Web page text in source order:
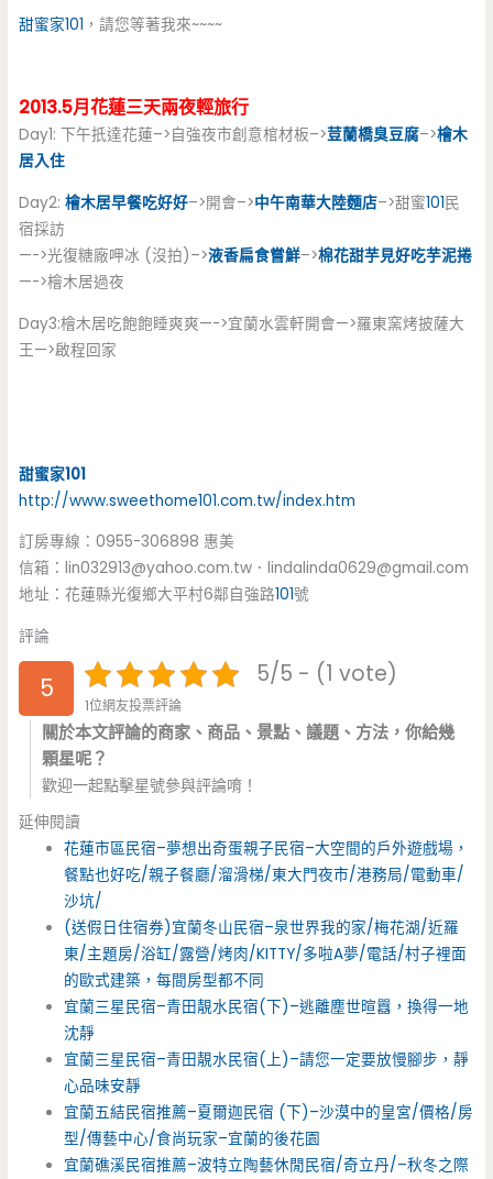
甜蜜家101 ，請您等著我來~~~~
2013.5月花蓮三天兩夜輕旅行
Day1: 下午扺達花蓮–>自強夜市創意棺材板–>荳蘭橋臭豆腐–>檜木
居入住
Day2:檜木居早餐吃好好–>開會–>中午南華大陸麵店–>甜蜜101民
宿採訪
—->光復糖廠呷冰 (沒拍)–>液香扁食嘗鮮–>棉花甜芋見好吃芋泥捲
—->檜木居過夜
Day3:檜木居吃飽飽睡爽爽—->宜蘭水雲軒開會—>羅東窯烤披薩大
王—>啟程回家
甜蜜家101
http://www.sweethome101.com.tw/index.htm
訂房專線：0955-306898 惠美
信箱：lin032913@yahoo.com.tw ．lindalinda0629@gmail.com
地址：花蓮縣光復鄉大平村6鄰自強路101號
評論
5 5/5 - (1 vote)
1位網友投票評論
關於本文評論的商家、商品、景點、議題、方法，你給幾
顆星呢？
歡迎一起點擊星號參與評論唷！
延伸閱讀
花蓮市區民宿–夢想出奇蛋親子民宿–大空間的戶外遊戲場，
餐點也好吃/親子餐廳/溜滑梯/東大門夜市/港務局/電動車/
沙坑/
(送假日住宿券)宜蘭冬山民宿–泉世界我的家/梅花湖/近羅
東/主題房/浴缸/露營/烤肉/KITTY/多啦A夢/電話/村子裡面
的歐式建築，每間房型都不同
宜蘭三星民宿–青田靚水民宿(下)–逃離塵世暄囂，換得一地
沈靜
宜蘭三星民宿–青田靚水民宿(上)–請您一定要放慢腳步，靜
心品味安靜
宜蘭五結民宿推薦–夏爾迦民宿 (下)–沙漠中的皇宮/價格/房
型/傳藝中心/食尚玩家–宜蘭的後花園
宜蘭礁溪民宿推薦–波特立陶藝休閒民宿/奇立丹/–秋冬之際